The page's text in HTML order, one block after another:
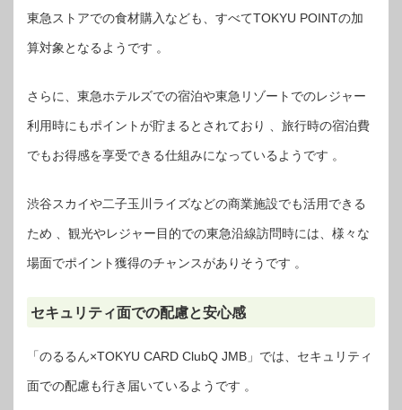
東急ストアでの食材購入なども、すべてTOKYU POINTの加
算対象となるようです 。
さらに、東急ホテルズでの宿泊や東急リゾートでのレジャー
利用時にもポイントが貯まるとされており 、旅行時の宿泊費
でもお得感を享受できる仕組みになっているようです 。
渋谷スカイや二子玉川ライズなどの商業施設でも活用できる
ため 、観光やレジャー目的での東急沿線訪問時には、様々な
場面でポイント獲得のチャンスがありそうです 。
セキュリティ面での配慮と安心感
「のるるん×TOKYU CARD ClubQ JMB」では、セキュリティ
面での配慮も行き届いているようです 。